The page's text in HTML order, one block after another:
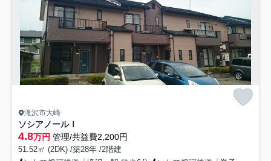
滝沢市大崎
ソシアノールＩ
4.8万円 管理/共益費2,200円
51.52㎡ (2DK) /築28年 /2階建